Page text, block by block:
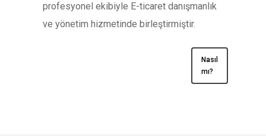
profesyonel ekibiyle E-ticaret danışmanlık
ve yönetim hizmetinde birleştirmiştir.
Nasıl
mı?